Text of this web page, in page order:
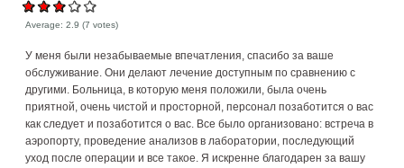
Average:2.9 (7 votes)
У меня были незабываемые впечатления, спасибо за ваше
обслуживание. Они делают лечение доступным по сравнению с
другими. Больница, в которую меня положили, была очень
приятной, очень чистой и просторной, персонал позаботится о вас
как следует и позаботится о вас. Все было организовано: встреча в
аэропорту, проведение анализов в лаборатории, последующий
уход после операции и все такое. Я искренне благодарен за вашу